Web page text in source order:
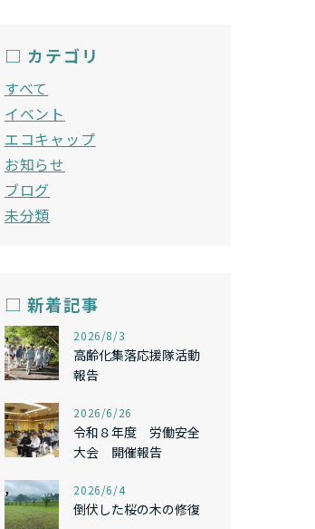
□ カテゴリ
すべて
イベント
エコキャップ
お知らせ
ブログ
未分類
□ 新着記事
, 2026/8/3
高齢化集落応援隊活動
報告
, 2026/6/26
令和８年度 労働安全
大会 開催報告
, 2026/6/4
倒伏した桜の木の修復